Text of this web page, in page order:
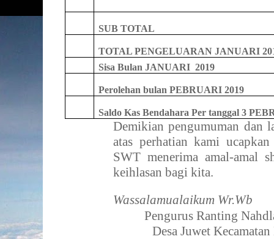
SUBTOTAL
TOTAL PENGELUARANJANUARI
Sisa BulanJANUARI 2019
Perolehan bulanPEBRUARI 2019
Saldo Kas Bendahara Per tanggal3
Demikian pengumuman dan
atas perhatian kami
SWT menerima amal-amal
keihlasan bagi kita.
Wassalamualaikum Wr.Wb
Pengurus Ranting
Desa Juwet